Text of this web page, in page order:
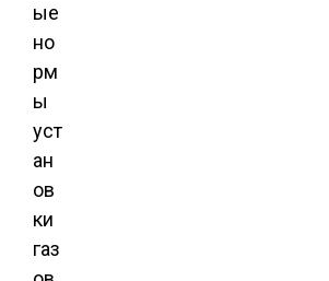
ые
но
рм
ы
уст
ан
ов
ки
газ